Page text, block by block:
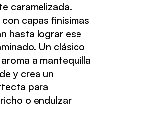
caramelizada.
capas finísimas
hasta lograr ese
Un clásico
a mantequilla
y crea un
para
o endulzar